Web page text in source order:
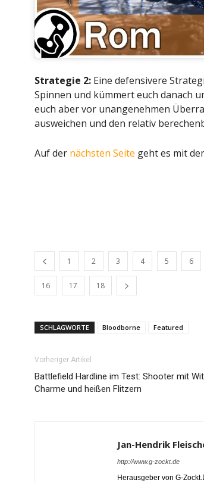
Strategie 2: Eine defensivere
Spinnen und kümmert euch danach
euch aber vor unangenehmen
ausweichen und den relativ
Auf der nächsten Seite geht es mit
1 2 3 4 5 6
16 17 18
SCHLAGWORTE Bloodborne Featured
Vorheriger Artikel
Battlefield Hardline im Test: Shooter mit
Charme und heißen Flitzern
Jan-Hendrik
http://www.g-zockt.de
Herausgeber von G-